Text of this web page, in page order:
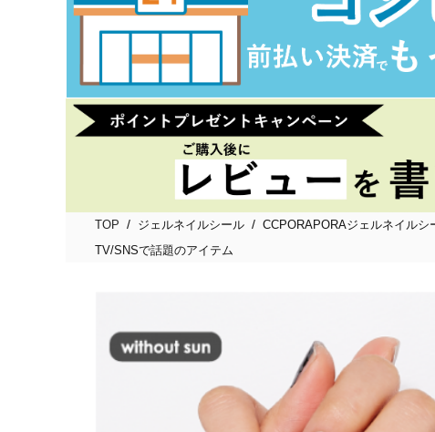
TOP / ジェルネイルシール / CCPORAPORAジェルネイルシ
TV/SNSで話題のアイテム